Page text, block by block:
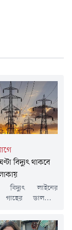
বিদ্যুৎ থাকবে
বিদ্যুৎ লাইনের
ডালপালা
এলাকায় টানা সাত